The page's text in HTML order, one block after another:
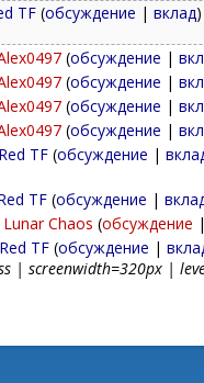
TF (обсуждение | вклад)
(обсуждение |
(обсуждение |
(обсуждение |
(обсуждение |
Red TF (обсуждение |
TF (обсуждение |
Lunar Chaos (обсуждение |
Red TF (обсуждение |
| screenwidth=320px |